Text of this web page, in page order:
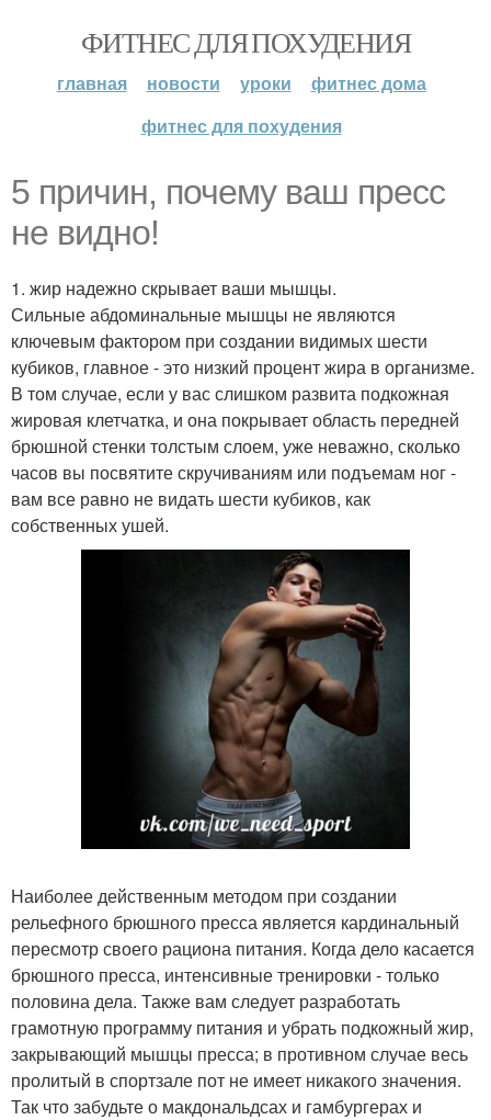
ФИТНЕС ДЛЯ ПОХУДЕНИЯ
главная новости уроки
фитнес дома
фитнес для похудения
5 причин, почему ваш пресс
не видно!
1. жир надежно скрывает ваши мышцы.
Сильные абдоминальные мышцы не являются
ключевым фактором при создании видимых шести
кубиков, главное - это низкий процент жира в организме.
В том случае, если у вас слишком развита подкожная
жировая клетчатка, и она покрывает область передней
брюшной стенки толстым слоем, уже неважно, сколько
часов вы посвятите скручиваниям или подъемам ног -
вам все равно не видать шести кубиков, как
собственных ушей.
Наиболее действенным методом при создании
рельефного брюшного пресса является кардинальный
пересмотр своего рациона питания. Когда дело касается
брюшного пресса, интенсивные тренировки - только
половина дела. Также вам следует разработать
грамотную программу питания и убрать подкожный жир,
закрывающий мышцы пресса; в противном случае весь
пролитый в спортзале пот не имеет никакого значения.
Так что забудьте о макдональдсах и гамбургерах и